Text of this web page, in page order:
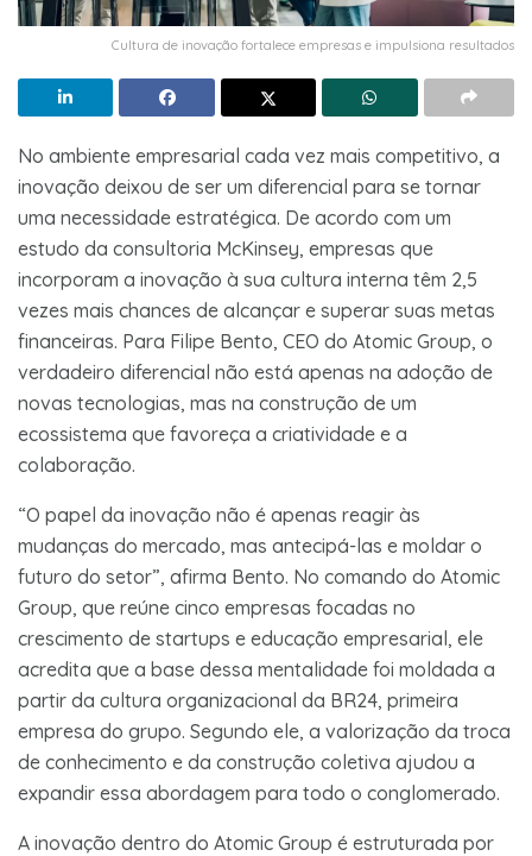
Cultura de inovação fortalece empresas e impulsiona resultados
No ambiente empresarial cada vez mais competitivo, a
inovação deixou de ser um diferencial para se tornar
uma necessidade estratégica. De acordo com um
estudo da consultoria McKinsey, empresas que
incorporam a inovação à sua cultura interna têm 2,5
vezes mais chances de alcançar e superar suas metas
financeiras. Para Filipe Bento, CEO do Atomic Group, o
verdadeiro diferencial não está apenas na adoção de
novas tecnologias, mas na construção de um
ecossistema que favoreça a criatividade e a
colaboração.
“O papel da inovação não é apenas reagir às
mudanças do mercado, mas antecipá-las e moldar o
futuro do setor”, afirma Bento. No comando do Atomic
Group, que reúne cinco empresas focadas no
crescimento de startups e educação empresarial, ele
acredita que a base dessa mentalidade foi moldada a
partir da cultura organizacional da BR24, primeira
empresa do grupo. Segundo ele, a valorização da troca
de conhecimento e da construção coletiva ajudou a
expandir essa abordagem para todo o conglomerado.
A inovação dentro do Atomic Group é estruturada por